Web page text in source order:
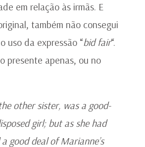
em relação às irmãs. E
também não consegui
uso da expressão “bid fair“.
presente apenas, ou no
other sister, was a good-
girl; but as she had
good deal of Marianne’s